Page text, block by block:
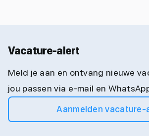
Vacature-alert
Meld je aan en ontvang nieuwe
jou passen via e-mail en
Aanmelden vacature-